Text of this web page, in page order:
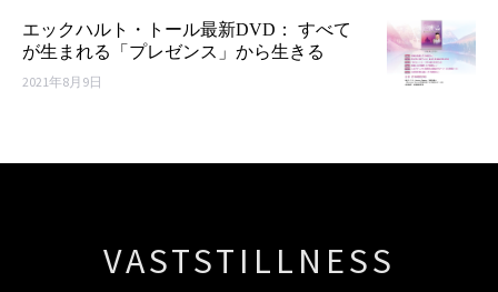
エックハルト・トール最新DVD： すべて
が生まれる「プレゼンス」から生きる
2021年8月9日
VASTSTILLNESS